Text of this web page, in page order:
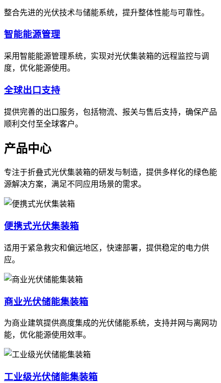
整合先进的光伏技术与储能系统，提升整体性能与可靠性。
智能能源管理
采用智能能源管理系统，实现对光伏集装箱的远程监控与调
度，优化能源使用。
全球出口支持
提供完善的出口服务，包括物流、报关与售后支持，确保产品
顺利交付至全球客户。
产品中心
专注于折叠式光伏集装箱的研发与制造，提供多样化的绿色能
源解决方案，满足不同应用场景的需求。
便携式光伏集装箱
适用于紧急救灾和偏远地区，快速部署，提供稳定的电力供
应。
商业光伏储能集装箱
为商业建筑提供高度集成的光伏储能系统，支持并网与离网功
能，优化能源使用效率。
工业级光伏储能集装箱